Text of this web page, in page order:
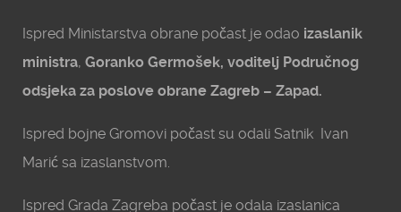
Ispred Ministarstva obrane počast je odao izaslanik
ministra, Goranko Germošek, voditelj Područnog
odsjeka za poslove obrane Zagreb – Zapad.
Ispred bojne Gromovi počast su odali Satnik Ivan
Marić sa izaslanstvom.
Ispred Grada Zagreba počast je odala izaslanica